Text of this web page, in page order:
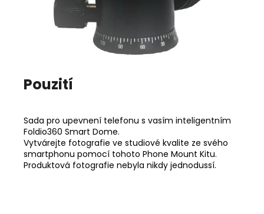
Pouzití
Sada pro upevnení telefonu s vasím inteligentním
Foldio360 Smart Dome.
Vytvárejte fotografie ve studiové kvalite ze svého
smartphonu pomocí tohoto Phone Mount Kitu.
Produktová fotografie nebyla nikdy jednodussí.